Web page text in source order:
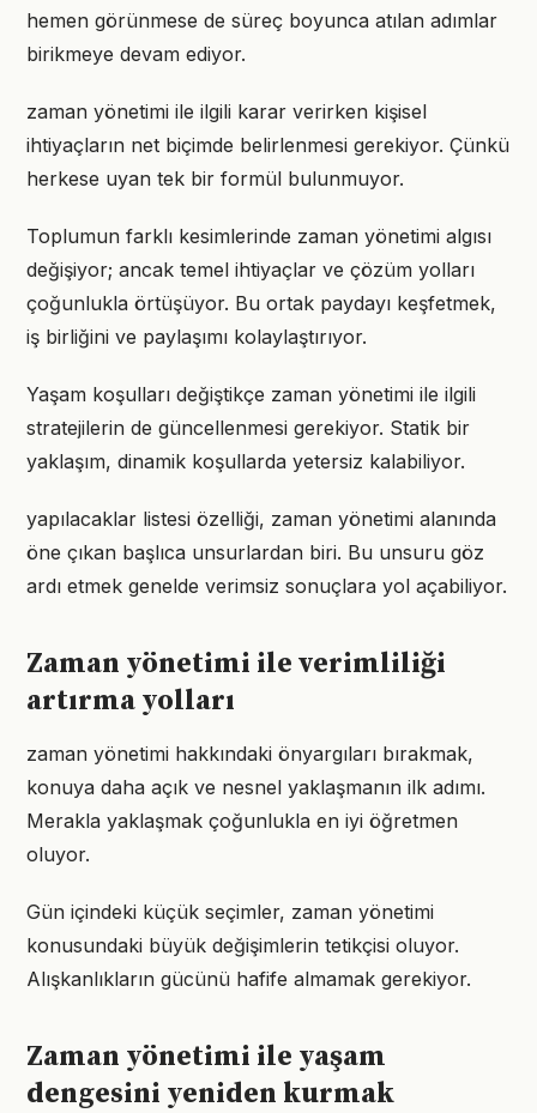
hemen görünmese de süreç boyunca atılan adımlar
birikmeye devam ediyor.
zaman yönetimi ile ilgili karar verirken kişisel
ihtiyaçların net biçimde belirlenmesi gerekiyor. Çünkü
herkese uyan tek bir formül bulunmuyor.
Toplumun farklı kesimlerinde zaman yönetimi algısı
değişiyor; ancak temel ihtiyaçlar ve çözüm yolları
çoğunlukla örtüşüyor. Bu ortak paydayı keşfetmek,
iş birliğini ve paylaşımı kolaylaştırıyor.
Yaşam koşulları değiştikçe zaman yönetimi ile ilgili
stratejilerin de güncellenmesi gerekiyor. Statik bir
yaklaşım, dinamik koşullarda yetersiz kalabiliyor.
yapılacaklar listesi özelliği, zaman yönetimi alanında
öne çıkan başlıca unsurlardan biri. Bu unsuru göz
ardı etmek genelde verimsiz sonuçlara yol açabiliyor.
Zaman yönetimi ile verimliliği
artırma yolları
zaman yönetimi hakkındaki önyargıları bırakmak,
konuya daha açık ve nesnel yaklaşmanın ilk adımı.
Merakla yaklaşmak çoğunlukla en iyi öğretmen
oluyor.
Gün içindeki küçük seçimler, zaman yönetimi
konusundaki büyük değişimlerin tetikçisi oluyor.
Alışkanlıkların gücünü hafife almamak gerekiyor.
Zaman yönetimi ile yaşam
dengesini yeniden kurmak